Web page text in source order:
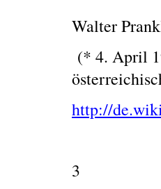
Walter
(* 4. April
http://
3